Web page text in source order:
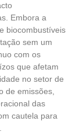
Embora a
biocombustíveis
sem um
com os
que afetam
no setor de
de emissões,
das
cautela para